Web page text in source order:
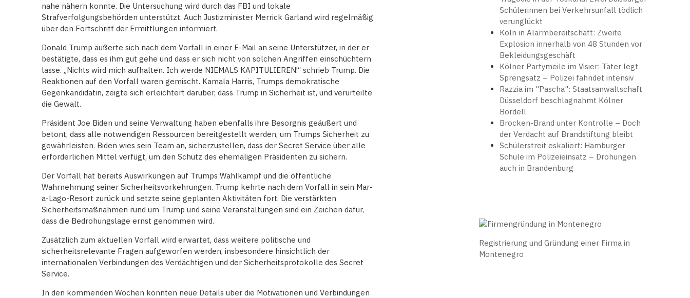
nahe nähern konnte. Die Untersuchung wird durch das FBI und lokale
Strafverfolgungsbehörden unterstützt. Auch Justizminister Merrick Garland wird regelmäßig
über den Fortschritt der Ermittlungen informiert.
Donald Trump äußerte sich nach dem Vorfall in einer E-Mail an seine Unterstützer, in der er
bestätigte, dass es ihm gut gehe und dass er sich nicht von solchen Angriffen einschüchtern
lasse. „Nichts wird mich aufhalten. Ich werde NIEMALS KAPITULIEREN!“ schrieb Trump. Die
Reaktionen auf den Vorfall waren gemischt. Kamala Harris, Trumps demokratische
Gegenkandidatin, zeigte sich erleichtert darüber, dass Trump in Sicherheit ist, und verurteilte
die Gewalt.
Präsident Joe Biden und seine Verwaltung haben ebenfalls ihre Besorgnis geäußert und
betont, dass alle notwendigen Ressourcen bereitgestellt werden, um Trumps Sicherheit zu
gewährleisten. Biden wies sein Team an, sicherzustellen, dass der Secret Service über alle
erforderlichen Mittel verfügt, um den Schutz des ehemaligen Präsidenten zu sichern.
Der Vorfall hat bereits Auswirkungen auf Trumps Wahlkampf und die öffentliche
Wahrnehmung seiner Sicherheitsvorkehrungen. Trump kehrte nach dem Vorfall in sein Mar-
a-Lago-Resort zurück und setzte seine geplanten Aktivitäten fort. Die verstärkten
Sicherheitsmaßnahmen rund um Trump und seine Veranstaltungen sind ein Zeichen dafür,
dass die Bedrohungslage ernst genommen wird.
Zusätzlich zum aktuellen Vorfall wird erwartet, dass weitere politische und
sicherheitsrelevante Fragen aufgeworfen werden, insbesondere hinsichtlich der
internationalen Verbindungen des Verdächtigen und der Sicherheitsprotokolle des Secret
Service.
In den kommenden Wochen könnten neue Details über die Motivationen und Verbindungen
Schülerinnen bei Verkehrsunfall tödlich
verunglückt
Köln in Alarmbereitschaft: Zweite
Explosion innerhalb von 48 Stunden vor
Bekleidungsgeschäft
Kölner Partymeile im Visier: Täter legt
Sprengsatz – Polizei fahndet intensiv
Razzia im "Pascha": Staatsanwaltschaft
Düsseldorf beschlagnahmt Kölner
Bordell
Brocken-Brand unter Kontrolle – Doch
der Verdacht auf Brandstiftung bleibt
Schülerstreit eskaliert: Hamburger
Schule im Polizeieinsatz – Drohungen
auch in Brandenburg
Registrierung und Gründung einer Firma in
Montenegro